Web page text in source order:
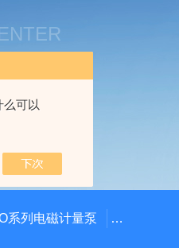
可以
系列电磁计量泵 脉冲阻尼器